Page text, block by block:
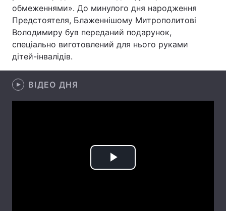
Цікавинки Погода
Екологія Регіони
Лонгріди
Відео з Youtube
обмеженнями». До минулого дня народження
Предстоятеля, Блаженнішому Митрополитові
Володимиру був переданий подарунок,
спеціально виготовлений для нього руками
дітей-інвалідів.
ВІДЕО ДНЯ
Play